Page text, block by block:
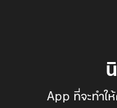
App ที่จะทำใ